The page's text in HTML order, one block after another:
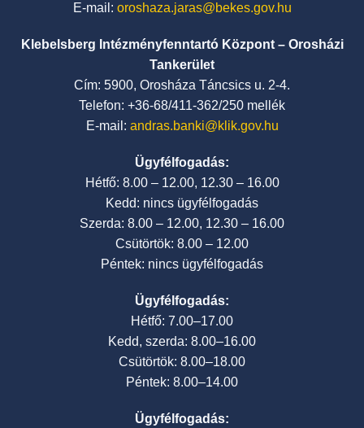
E-mail: oroshaza.jaras@bekes.gov.hu
Klebelsberg Intézményfenntartó Központ – Orosházi
Tankerület
Cím: 5900, Orosháza Táncsics u. 2-4.
Telefon: +36-68/411-362/250 mellék
E-mail: andras.banki@klik.gov.hu
Ügyfélfogadás:
Hétfő: 8.00 – 12.00, 12.30 – 16.00
Kedd: nincs ügyfélfogadás
Szerda: 8.00 – 12.00, 12.30 – 16.00
Csütörtök: 8.00 – 12.00
Péntek: nincs ügyfélfogadás
Ügyfélfogadás:
Hétfő: 7.00–17.00
Kedd, szerda: 8.00–16.00
Csütörtök: 8.00–18.00
Péntek: 8.00–14.00
Ügyfélfogadás: